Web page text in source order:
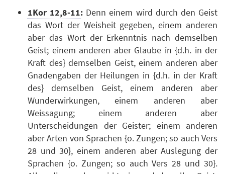
1Kor 12,8-11: Denn einem wird durch den Geist
das Wort der Weisheit gegeben, einem anderen
aber das Wort der Erkenntnis nach demselben
Geist; einem anderen aber Glaube in {d.h. in der
Kraft des} demselben Geist, einem anderen aber
Gnadengaben der Heilungen in {d.h. in der Kraft
des} demselben Geist, einem anderen aber
Wunderwirkungen, einem anderen aber
Weissagung; einem anderen aber
Unterscheidungen der Geister; einem anderen
aber Arten von Sprachen {o. Zungen; so auch Vers
28 und 30}, einem anderen aber Auslegung der
Sprachen {o. Zungen; so auch Vers 28 und 30}.